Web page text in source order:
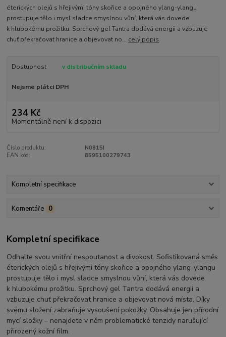
éterických olejů s hřejivými tóny skořice a opojného ylang-ylangu
prostupuje tělo i mysl sladce smyslnou vůní, která vás dovede
k hlubokému prožitku. Sprchový gel Tantra dodává energii a vzbuzuje
chuť překračovat hranice a objevovat no... celý popis
Dostupnost v distribučním skladu
Nejsme plátci DPH
234 Kč
Momentálně není k dispozici
Číslo produktu:
N0815I
EAN kód:
8595100279743
Kompletní specifikace
Komentáře 0
Kompletní specifikace
Odhalte svou vnitřní nespoutanost a divokost. Sofistikovaná směs
éterických olejů s hřejivými tóny skořice a opojného ylang-ylangu
prostupuje tělo i mysl sladce smyslnou vůní, která vás dovede
k hlubokému prožitku. Sprchový gel Tantra dodává energii a
vzbuzuje chuť překračovat hranice a objevovat nová místa. Díky
svému složení zabraňuje vysoušení pokožky. Obsahuje jen přírodní
mycí složky – nenajdete v něm problematické tenzidy narušující
přirozený kožní film.